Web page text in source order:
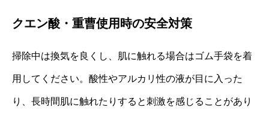
クエン酸・重曹使用時の安全対策
掃除中は換気を良くし、肌に触れる場合はゴム手袋を着
用してください。酸性やアルカリ性の液が目に入った
り、長時間肌に触れたりすると刺激を感じることがあり